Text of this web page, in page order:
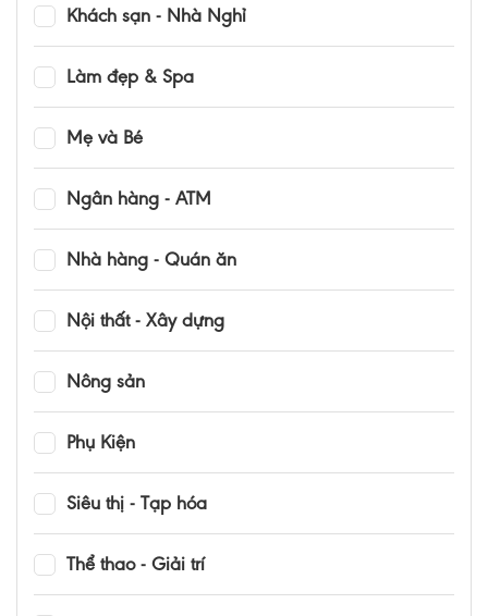
Khách sạn - Nhà Nghỉ
Làm đẹp & Spa
Mẹ và Bé
Ngân hàng - ATM
Nhà hàng - Quán ăn
Nội thất - Xây dựng
Nông sản
Phụ Kiện
Siêu thị - Tạp hóa
Thể thao - Giải trí